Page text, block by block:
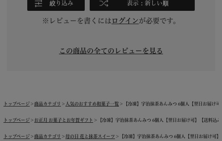
絞り込み 表示：新しい順
※レビューを書くには ログインが必要です。
この商品の全てのレビューを見る
トップページ 商品カテゴリ 人気のおすすめ和菓子一覧 【冷凍】宇治抹茶あんみつ 6個入【翌日お届け
トップページ お正月 お菓子とお年賀ギフト 【冷凍】宇治抹茶あんみつ 6個入【翌日お届け可】【送料
トップページ 商品カテゴリ 母の日 花と抹茶スイーツ 【冷凍】宇治抹茶あんみつ 6個入【翌日お届け